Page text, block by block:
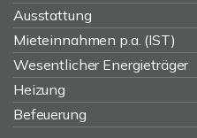
Ausstattung
Mieteinnahmen p.a. (IST)
Wesentlicher Energieträger
Heizung
Befeuerung